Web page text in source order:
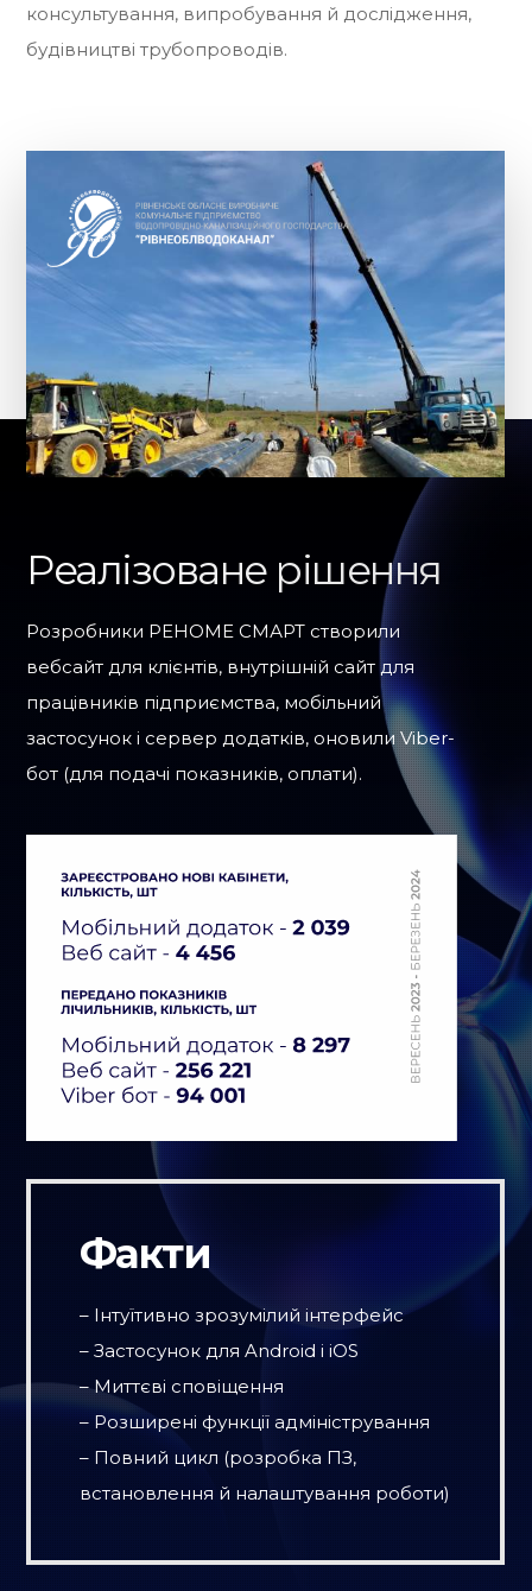
консультування, випробування й дослідження,
будівництві трубопроводів.
Реалізоване рішення
Розробники РЕНОМЕ СМАРТ створили
вебсайт для клієнтів, внутрішній сайт для
працівників підприємства, мобільний
застосунок і сервер додатків, оновили Viber-
бот (для подачі показників, оплати).
Факти
– Інтуїтивно зрозумілий інтерфейс
– Застосунок для Android і iOS
– Миттєві сповіщення
– Розширені функції адміністрування
– Повний цикл (розробка ПЗ,
встановлення й налаштування роботи)